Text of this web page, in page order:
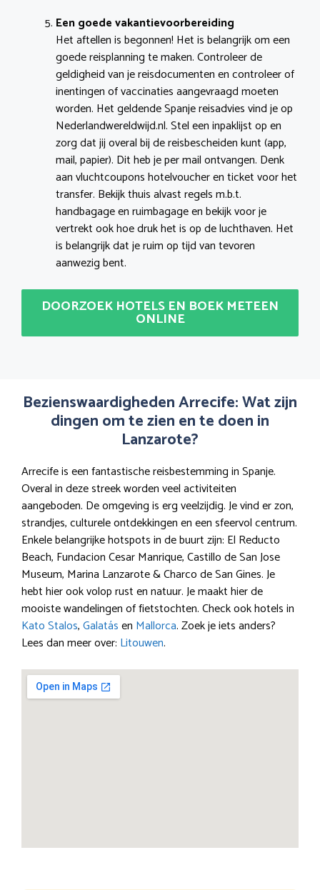
Een goede vakantievoorbereiding
Het aftellen is begonnen! Het is belangrijk om een
goede reisplanning te maken. Controleer de
geldigheid van je reisdocumenten en controleer of
inentingen of vaccinaties aangevraagd moeten
worden. Het geldende Spanje reisadvies vind je op
Nederlandwereldwijd.nl. Stel een inpaklijst op en
zorg dat jij overal bij de reisbescheiden kunt (app,
mail, papier). Dit heb je per mail ontvangen. Denk
aan vluchtcoupons hotelvoucher en ticket voor het
transfer. Bekijk thuis alvast regels m.b.t.
handbagage en ruimbagage en bekijk voor je
vertrekt ook hoe druk het is op de luchthaven. Het
is belangrijk dat je ruim op tijd van tevoren
aanwezig bent.
DOORZOEK HOTELS EN BOEK METEEN
ONLINE
Bezienswaardigheden Arrecife: Wat zijn
dingen om te zien en te doen in
Lanzarote?
Arrecife is een fantastische reisbestemming in Spanje.
Overal in deze streek worden veel activiteiten
aangeboden. De omgeving is erg veelzijdig. Je vind er zon,
strandjes, culturele ontdekkingen en een sfeervol centrum.
Enkele belangrijke hotspots in de buurt zijn: El Reducto
Beach, Fundacion Cesar Manrique, Castillo de San Jose
Museum, Marina Lanzarote & Charco de San Gines. Je
hebt hier ook volop rust en natuur. Je maakt hier de
mooiste wandelingen of fietstochten. Check ook hotels in
Kato Stalos,Galatásen Mallorca. Zoek je iets anders?
Lees dan meer over: Litouwen.